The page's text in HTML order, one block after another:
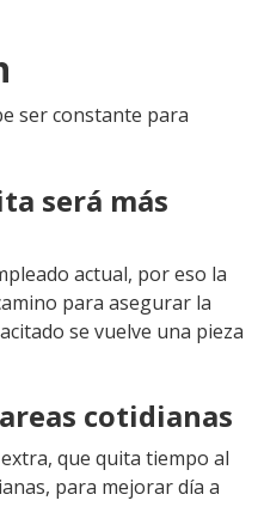
ser constante para
será más
actual, por eso la
para asegurar la
se vuelve una pieza
cotidianas
que quita tiempo al
para mejorar día a